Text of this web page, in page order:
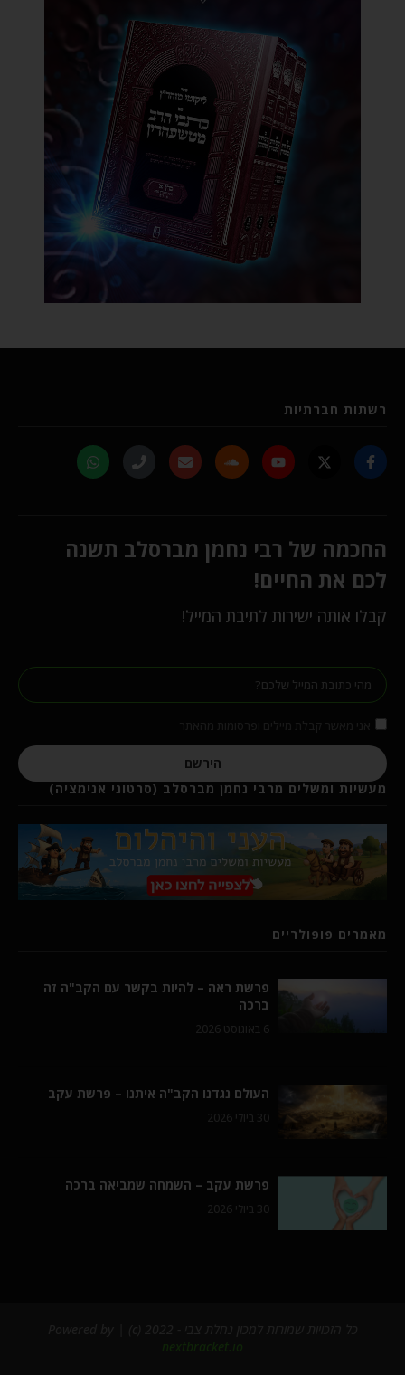
רשתות חברתיות
החכמה של רבי נחמן מברסלב תשנה
לכם את החיים!
קבלו אותה ישירות לתיבת המייל!
הירשם
מעשיות ומשלים מרבי נחמן מברסלב (סרטוני אנימציה)
מאמרים פופולריים
פרשת ראה – להיות בקשר עם הקב"ה זה
ברכה
6 באוגוסט 2026
העולם נגדנו הקב"ה איתנו – פרשת עקב
30 ביולי 2026
פרשת עקב – השמחה שמביאה ברכה
30 ביולי 2026
nextbracket.io